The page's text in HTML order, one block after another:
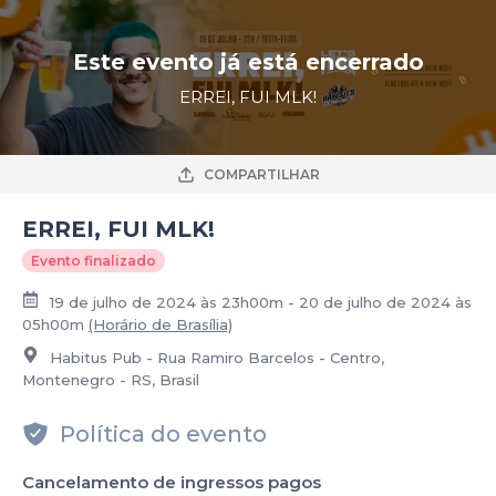
Este evento já está encerrado
ERREI, FUI MLK!
COMPARTILHAR
ERREI, FUI MLK!
Evento finalizado
19 de julho de 2024 às 23h00m - 20 de julho de 2024 às
05h00m (Horário de Brasília)
Habitus Pub - Rua Ramiro Barcelos - Centro,
Montenegro - RS, Brasil
Política do evento
Cancelamento de ingressos pagos